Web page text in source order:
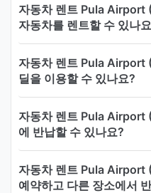
자동차 렌트 Pula Airport
자동차를 렌트할 수 있나
자동차 렌트 Pula Airport
딜을 이용할 수 있나요?
자동차 렌트 Pula Airport
에 반납할 수 있나요?
자동차 렌트 Pula Airport
예약하고 다른 장소에서